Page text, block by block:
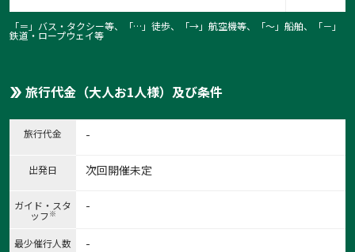
「＝」バス・タクシー等、「…」徒歩、「→」航空機等、「〜」船舶、「－」
鉄道・ロープウェイ等
旅行代金（大人お1人様）及び条件
旅行代金 -
出発日 次回開催未定
ガイド・スタ
ッフ※ -
最少催行人数 -